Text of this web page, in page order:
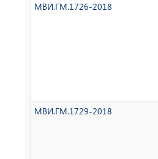
МВИ.ГМ.1726-2018
МВИ.ГМ.1729-2018